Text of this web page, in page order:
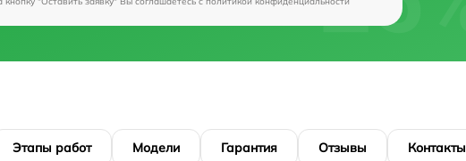
Этапы работ Модели Гарантия Отзывы Контакты